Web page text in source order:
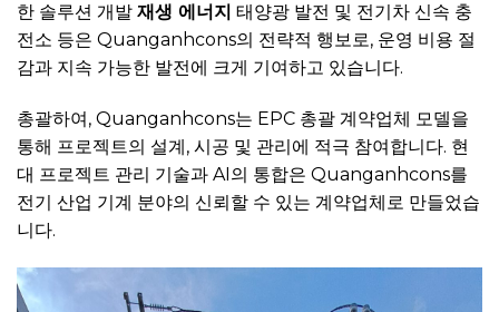
한 솔루션 개발 재생 에너지 태양광 발전 및 전기차 신속 충
전소 등은 Quanganhcons의 전략적 행보로, 운영 비용 절
감과 지속 가능한 발전에 크게 기여하고 있습니다.
총괄하여, Quanganhcons는 EPC 총괄 계약업체 모델을
통해 프로젝트의 설계, 시공 및 관리에 적극 참여합니다. 현
대 프로젝트 관리 기술과 AI의 통합은 Quanganhcons를
전기 산업 기계 분야의 신뢰할 수 있는 계약업체로 만들었습
니다.